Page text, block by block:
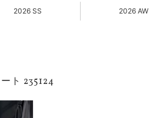
2026 SS 2026 AW
ト 235124